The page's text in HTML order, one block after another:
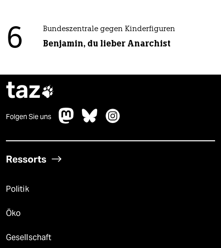
6 Bundeszentrale gegen Kinderfiguren
Benjamin, du lieber Anarchist
taz
Folgen Sie uns
Ressorts
Politik
Öko
Gesellschaft